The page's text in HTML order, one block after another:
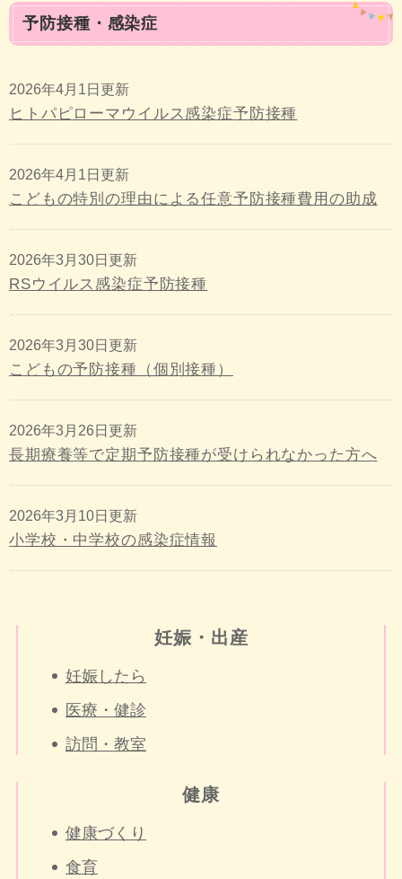
本
文 予防接種・感染症
2026年4月1日更新
ヒトパピローマウイルス感染症予防接種
2026年4月1日更新
こどもの特別の理由による任意予防接種費用の助成
2026年3月30日更新
RSウイルス感染症予防接種
2026年3月30日更新
こどもの予防接種（個別接種）
2026年3月26日更新
長期療養等で定期予防接種が受けられなかった方へ
2026年3月10日更新
小学校・中学校の感染症情報
妊娠・出産
妊娠したら
医療・健診
訪問・教室
健康
健康づくり
食育